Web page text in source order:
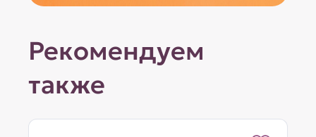
Рекомендуем
также